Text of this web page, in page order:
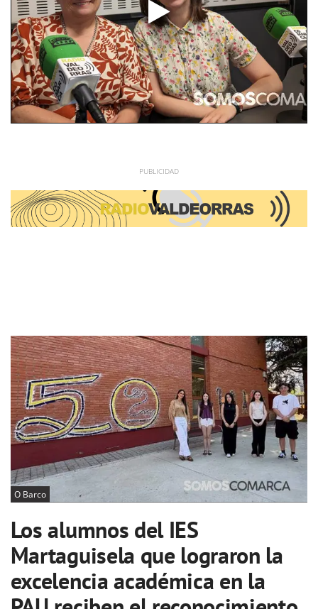
Ies Martaguisela. Rose deus y Natalia
Nogueira
O Barco
Los alumnos del IES
Martaguisela que lograron la
excelencia académica en la